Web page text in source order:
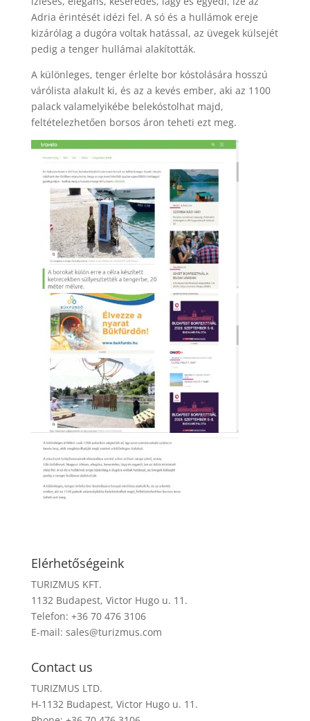
Adria érintését idézi fel. A só és a hullámok ereje
kizárólag a dugóra voltak hatással, az üvegek külsejét
pedig a tenger hullámai alakították.
A különleges, tenger érlelte bor kóstolására hosszú
várólista alakult ki, és az a kevés ember, aki az 1100
palack valamelyikébe belekóstolhat majd,
feltételezhetően borsos áron teheti ezt meg.
Elérhetőségeink
TURIZMUS KFT.
1132 Budapest, Victor Hugo u. 11.
Telefon: +36 70 476 3106
E-mail: sales@turizmus.com
Contact us
TURIZMUS LTD.
H-1132 Budapest, Victor Hugo u. 11.